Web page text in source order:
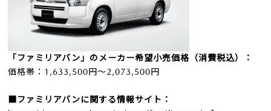
「ファミリアバン」のメーカー希望小売価格（消費税込）：
価格帯：1,633,500円～2,073,500円
■ファミリアバンに関する情報サイト：